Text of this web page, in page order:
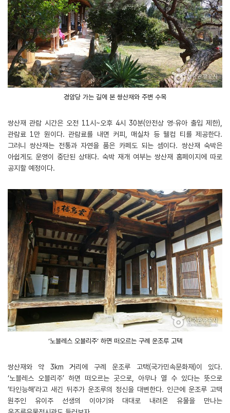
경암당 가는 길에 본 쌍산재와 주변 수목
쌍산재 관람 시간은 오전 11시~오후 4시 30분(안전상 영·유아 출입 제한),
관람료 1만 원이다. 관람료를 내면 커피, 매실차 등 웰컴 티를 제공한다.
그러니 쌍산재는 전통과 자연을 품은 카페도 되는 셈이다. 쌍산재 숙박은
아쉽게도 운영이 중단된 상태다. 숙박 재개 여부는 쌍산재 홈페이지에 따로
공지할 예정이다.
‘노블레스 오블리주’ 하면 떠오르는 구례 운조루 고택
쌍산재와 약 3km 거리에 구례 운조루 고택(국가민속문화재)이 있다.
‘노블레스 오블리주’ 하면 떠오르는 곳으로, 아무나 열 수 있다는 뜻으로
‘타인능해’라고 새긴 뒤주가 운조루의 정신을 대변한다. 인근에 운조루 고택
원주인 유이주 선생의 이야기와 대대로 내려온 유물을 만나는